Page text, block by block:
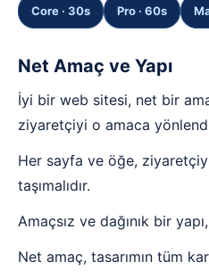
Core · 30s Pro · 60s
Net Amaç ve Yapı
İyi bir web sitesi, net bir
ziyaretçiyi o amaca
Her sayfa ve öğe,
taşımalıdır.
Amaçsız ve dağınık bir
Net amaç, tasarımın tüm